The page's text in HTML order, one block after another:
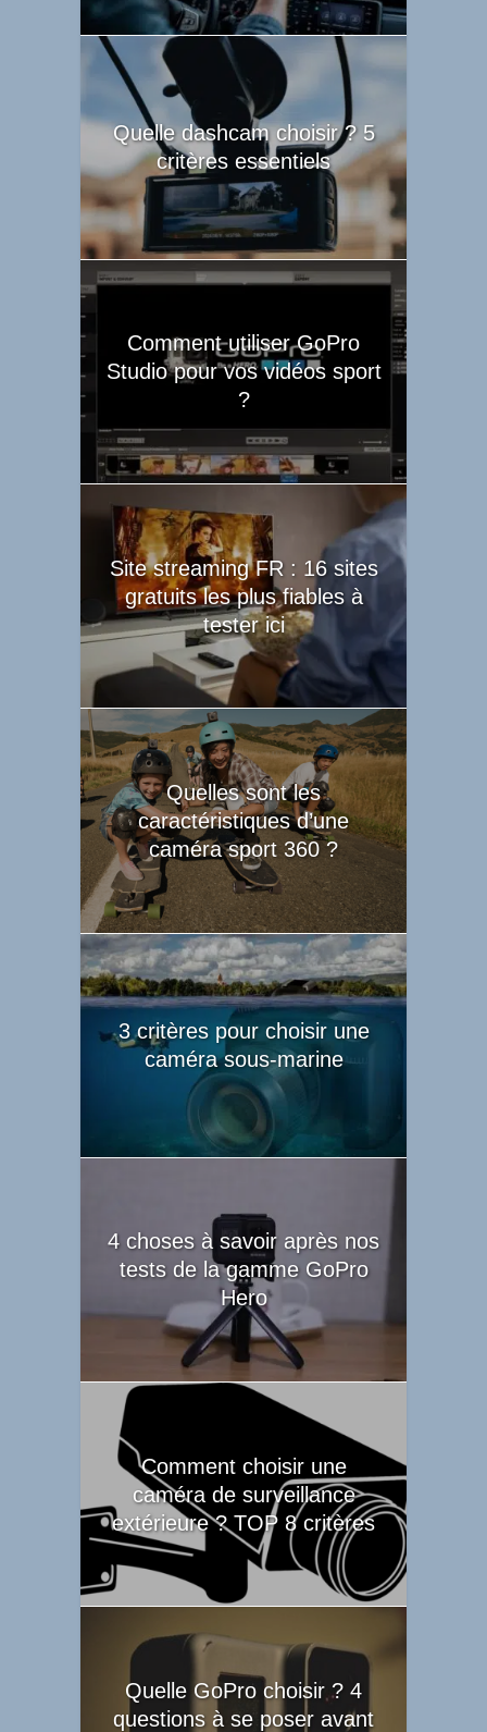
Quelle dashcam choisir ? 5
critères essentiels
Comment utiliser GoPro
Studio pour vos vidéos sport
?
Site streaming FR : 16 sites
gratuits les plus fiables à
tester ici
Quelles sont les
caractéristiques d’une
caméra sport 360 ?
3 critères pour choisir une
caméra sous-marine
4 choses à savoir après nos
tests de la gamme GoPro
Hero
Comment choisir une
caméra de surveillance
extérieure ? TOP 8 critères
Quelle GoPro choisir ? 4
questions à se poser avant